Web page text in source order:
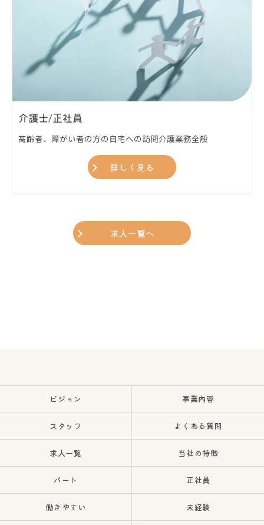
介護士/正社員
高齢者、障がい者の方の自宅への訪問介護業務全般
詳しく見る
求人一覧へ
ビジョン 事業内容
スタッフ よくある質問
求人一覧 当社の特徴
パート 正社員
働きやすい 未経験